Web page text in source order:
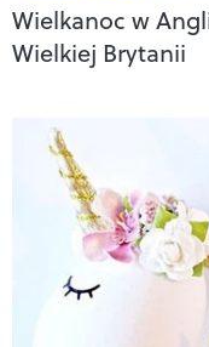
Wielkanoc w
Wielkiej Brytanii